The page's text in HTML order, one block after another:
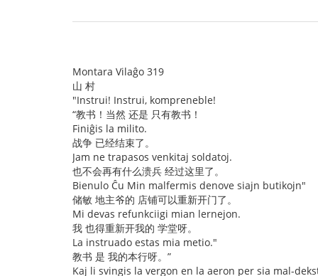
Montara Vilaĝo 319
山 村
"Instrui! Instrui, kompreneble!
“教书！当然 还是 只有教书！
Finiĝis la milito.
战争 已经结束了。
Jam ne trapasos venkitaj soldatoj.
也不会再有什么溃兵 经过这里了。
Bienulo Ĉu Min malfermis denove siajn butikojn"
储敏 地主爷的 店铺可以重新开门了。
Mi devas refunkciigi mian lernejon.
我 也得重新开我的 学堂呀。
La instruado estas mia metio."
教书 是 我的本行呀。”
Kaj li svingis la vergon en la aeron per sia mal-